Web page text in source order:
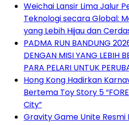
Weichai Lansir Lima Jalur
Teknologi secara Global:
yang Lebih Hijau dan
PADMA RUN BANDUNG
DENGAN MISI YANG LEBIH
PARA PELARI UNTUK
Hong Kong Hadirkan
Bertema Toy Story 5
City”
Gravity Game Unite Resmi